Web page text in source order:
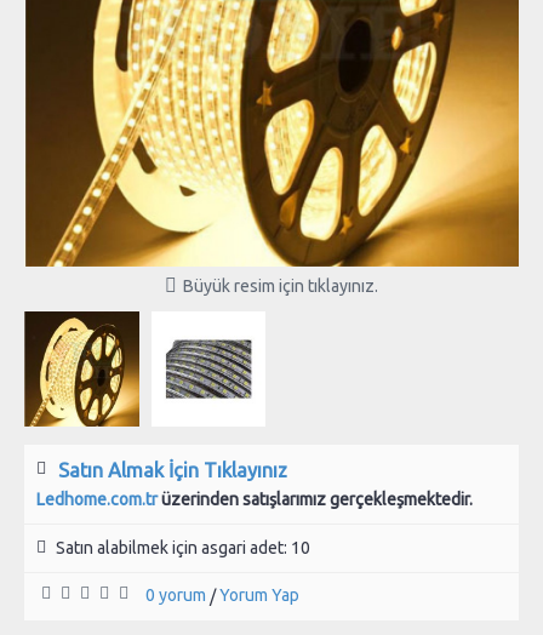
Büyük resim için tıklayınız.
Satın Almak İçin Tıklayınız
Ledhome.com.trüzerinden satışlarımız gerçekleşmektedir.
Satın alabilmek için asgari adet: 10
0 yorum /Yorum Yap